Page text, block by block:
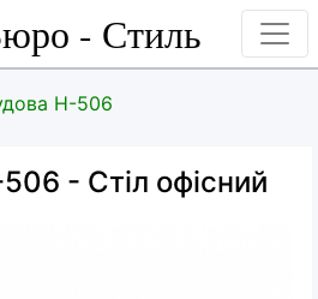
- Стиль
Н-506
- Стіл офісний